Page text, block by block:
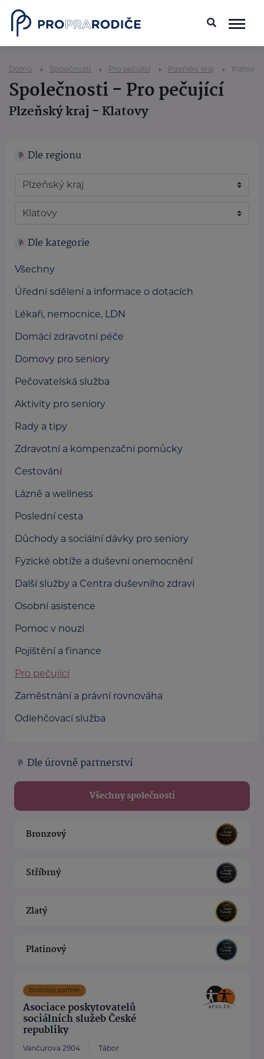
Domů Společnosti Pro pečující Plzeňský kraj Klatovy
Společnosti - Pro pečující
Plzeňský kraj - Klatovy
Dle regionu
Dle kategorie
Všechny
Úřední sdělení a informace o dotacích
Lékaři, nemocnice, LDN
Domácí zdravotní péče
Domovy pro seniory
Pečovatelská služba
Aktivity pro seniory
Rady a tipy
Zdravotní a kompenzační pomůcky
Cestování
Lázně a wellness
Poslední cesta
Důchody a sociální dávky pro seniory
Fyzické obtíže a duševní onemocnění
Další služby a Centra duševního zdraví
Osobní asistence
Pomoc v nouzi
Pojištění a finance
Pro pečující
Zaměstnání a právní rovnováha
Odlehčovací služba
Dle úrovně partnerství
Všechny společnosti
Bronzový
Stříbrný
Zlatý
Platinový
Bronzový partner
Asociace poskytovatelů
sociálních služeb České
republiky
Vančurova 2904 Tábor